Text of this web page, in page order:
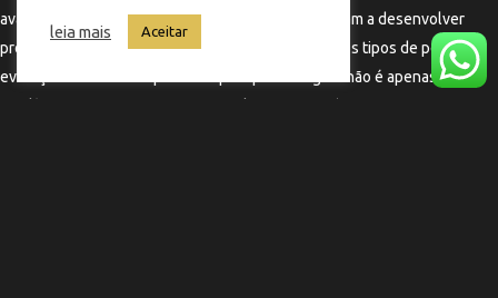
avança, espera-se que mais marcas se comprometam a desenvolver
produtos que atendam às necessidades de todos os tipos de pele. A
evolução das tintas específicas para peles negras não é apenas uma
leia mais Aceitar